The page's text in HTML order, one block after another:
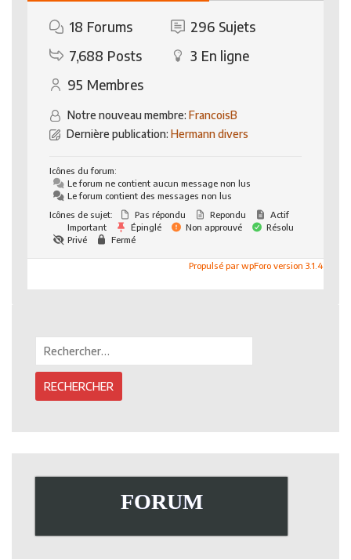
18 Forums 296 Sujets
7,688 Posts 3 En ligne
95 Membres
Notre nouveau membre: FrancoisB
Dernière publication: Hermann divers
Icônes du forum:
Le forum ne contient aucun message non lus
Le forum contient des messages non lus
Icônes de sujet:
Pas répondu Repondu
Actif
Important
Épinglé Non approuvé
Résolu
Privé
Fermé
Propulsé par wpForo version 3.1.4
FORUM